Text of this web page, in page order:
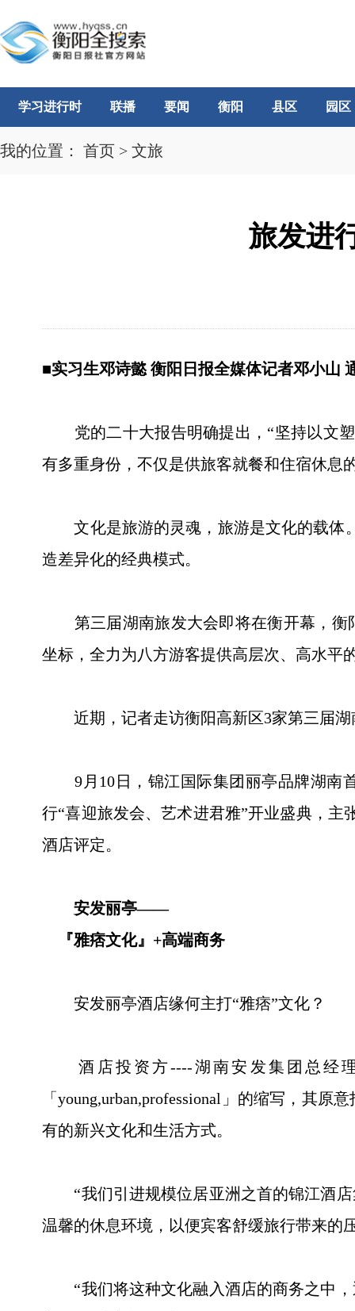
学习进行时 联播 要闻 衡阳 县区 园区
我的位置： 首页 > 文旅
旅发进
■实习生邓诗懿 衡阳日报全媒体记者邓小山
党的二十大报告明确提出，“坚持以文塑
有多重身份，不仅是供旅客就餐和住宿休息
文化是旅游的灵魂，旅游是文化的载体。
造差异化的经典模式。
第三届湖南旅发大会即将在衡开幕，衡
坐标，全力为八方游客提供高层次、高水平
近期，记者走访衡阳高新区3家第三届湖
9月10日，锦江国际集团丽亭品牌湖南首
行“喜迎旅发会、艺术进君雅”开业盛典，主
酒店评定。
安发丽亭——
『雅痞文化』+高端商务
安发丽亭酒店缘何主打“雅痞”文化？
酒店投资方----湖南安发集团总经理
「young,urban,professional」的缩写，其
有的新兴文化和生活方式。
“我们引进规模位居亚洲之首的锦江酒店
温馨的休息环境，以便宾客舒缓旅行带来的
“我们将这种文化融入酒店的商务之中，